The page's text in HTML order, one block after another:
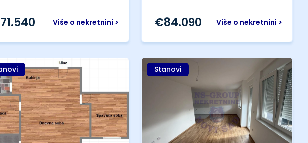
Više o nekretnini >
71.540 Više o nekretnini >
€84.090
Stanovi